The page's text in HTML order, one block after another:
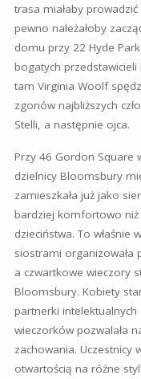
trasa miałaby
pewno należałoby
domu przy 22 Hyde
bogatych
tam Virginia Woolf
zgonów najbliższych
Stelli, a następnie ojca.
Przy 46 Gordon Square
dzielnicy Bloomsbury
zamieszkała już jako
bardziej komfortowo niż
dzieciństwa. To
siostrami organizowała
a czwartkowe wieczory
Bloomsbury. Kobiety
partnerki
wieczorków pozwalała
zachowania. Uczestnicy
otwartością na różne